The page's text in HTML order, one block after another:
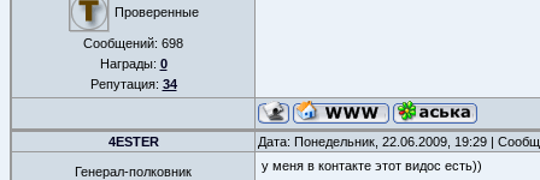
Проверенные
Сообщений: 698
Награды: 0
Репутация: 34
4ESTER Дата: Понедельник, 22.06.2009, 19:29 |
Генерал-полковник
у меня в контакте этот видос есть))